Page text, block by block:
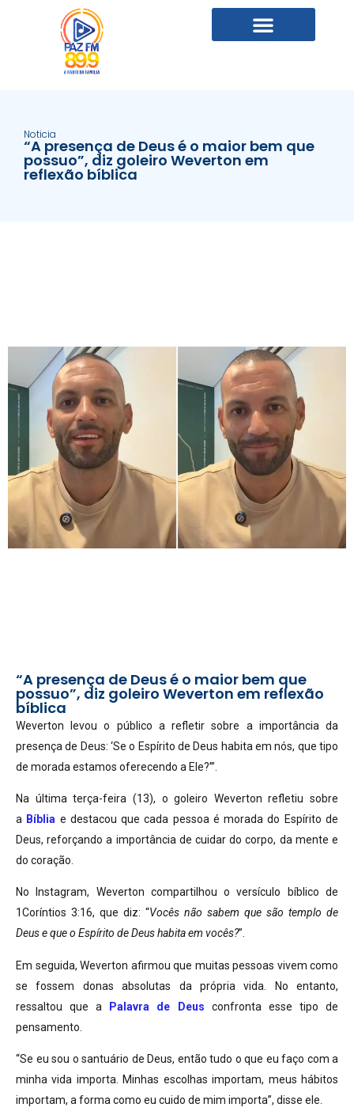
Noticia
“A presença de Deus é o maior bem que
possuo”, diz goleiro Weverton em
reflexão bíblica
“A presença de Deus é o maior bem que
possuo”, diz goleiro Weverton em reflexão
bíblica
Weverton levou o público a refletir sobre a importância da
presença de Deus: ‘Se o Espírito de Deus habita em nós, que tipo
de morada estamos oferecendo a Ele?’”.
Na última terça-feira (13), o goleiro Weverton refletiu sobre
a Bíblia e destacou que cada pessoa é morada do Espírito de
Deus, reforçando a importância de cuidar do corpo, da mente e
do coração.
No Instagram, Weverton compartilhou o versículo bíblico de
‭‭1Coríntios‬ ‭3‬:‭16‬, que diz: “Vocês não sabem que são templo de
Deus e que o Espírito de Deus habita em vocês?”.
Em seguida, Weverton afirmou que muitas pessoas vivem como
se fossem donas absolutas da própria vida. No entanto,
ressaltou que a
Palavra de Deus confronta esse tipo de
pensamento.
“Se eu sou o santuário de Deus, então tudo o que eu faço com a
minha vida importa. Minhas escolhas importam, meus hábitos
importam, a forma como eu cuido de mim importa”, disse ele.